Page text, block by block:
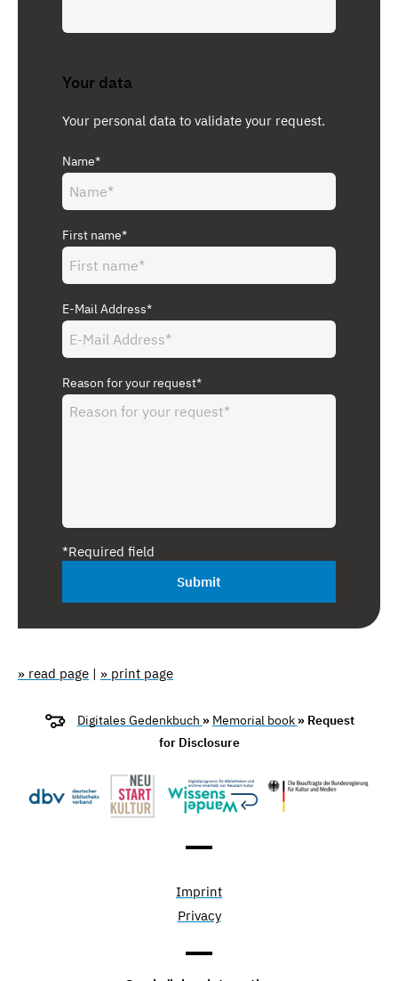
Your data
Your personal data to validate your request.
Name*
First name*
E-Mail Address*
Reason for your request*
*Required field
Submit
» read page | » print page
Digitales Gedenkbuch » Memorial book » Request
for Disclosure
Imprint
Privacy